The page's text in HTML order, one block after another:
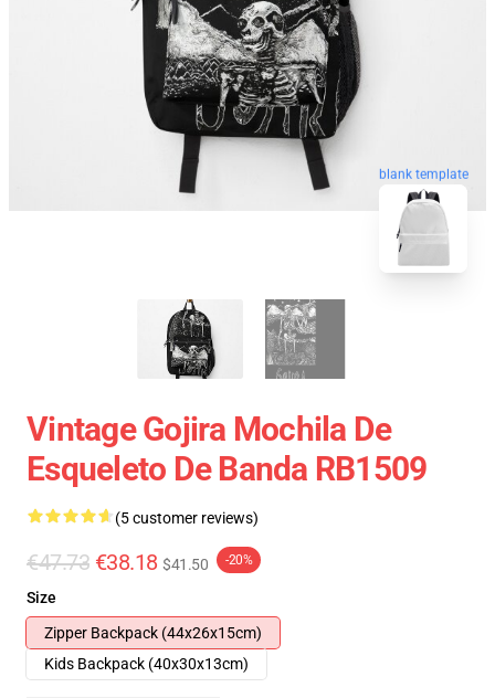
blank template
Vintage Gojira Mochila De
Esqueleto De Banda RB1509
(5 customer reviews)
€47.73 €38.18 $41.50 -20%
Size
Zipper Backpack (44x26x15cm)
Kids Backpack (40x30x13cm)